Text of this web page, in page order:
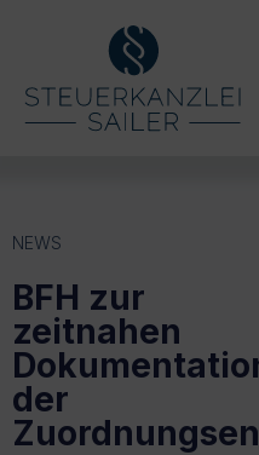
NEWS
BFH zur
zeitnahen
der